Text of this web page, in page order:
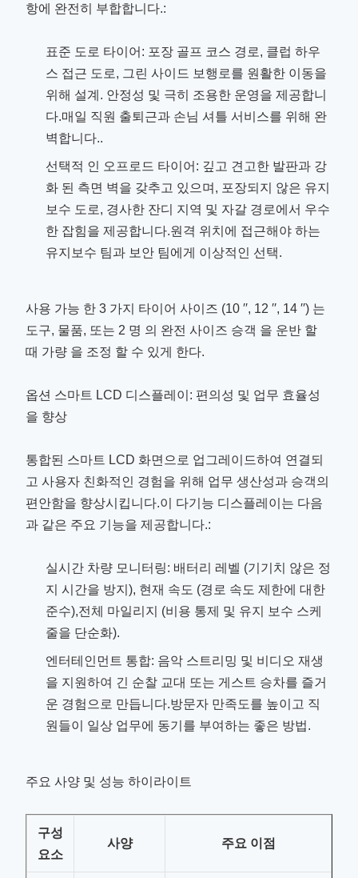
항에 완전히 부합합니다.:
표준 도로 타이어: 포장 골프 코스 경로, 클럽 하우
스 접근 도로, 그린 사이드 보행로를 원활한 이동을
위해 설계. 안정성 및 극히 조용한 운영을 제공합니
다.매일 직원 출퇴근과 손님 셔틀 서비스를 위해 완
벽합니다..
선택적 인 오프로드 타이어: 깊고 견고한 발판과 강
화 된 측면 벽을 갖추고 있으며, 포장되지 않은 유지
보수 도로, 경사한 잔디 지역 및 자갈 경로에서 우수
한 잡힘을 제공합니다.원격 위치에 접근해야 하는
유지보수 팀과 보안 팀에게 이상적인 선택.
사용 가능 한 3 가지 타이어 사이즈 (10 ′′, 12 ′′, 14 ′′) 는
도구, 물품, 또는 2 명 의 완전 사이즈 승객 을 운반 할
때 가량 을 조정 할 수 있게 한다.
옵션 스마트 LCD 디스플레이: 편의성 및 업무 효율성
을 향상
통합된 스마트 LCD 화면으로 업그레이드하여 연결되
고 사용자 친화적인 경험을 위해 업무 생산성과 승객의
편안함을 향상시킵니다.이 다기능 디스플레이는 다음
과 같은 주요 기능을 제공합니다.:
실시간 차량 모니터링: 배터리 레벨 (기기치 않은 정
지 시간을 방지), 현재 속도 (경로 속도 제한에 대한
준수),전체 마일리지 (비용 통제 및 유지 보수 스케
줄을 단순화).
엔터테인먼트 통합: 음악 스트리밍 및 비디오 재생
을 지원하여 긴 순찰 교대 또는 게스트 승차를 즐거
운 경험으로 만듭니다.방문자 만족도를 높이고 직
원들이 일상 업무에 동기를 부여하는 좋은 방법.
주요 사양 및 성능 하이라이트
구성
요소
사양 주요 이점